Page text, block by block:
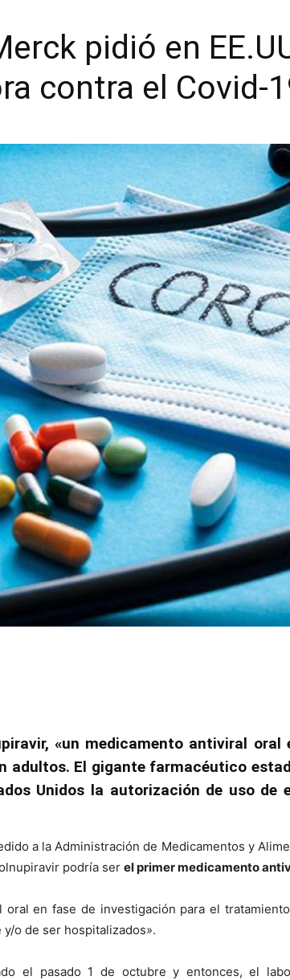
pidió en
contra el Covid-
«un medicamento antiviral
adultos. El gigante farmacéutico
Unidos la autorización de uso de
a la Administración de Medicamentos y
podría ser el primer medicamento
oral en fase de investigación para el
o de ser hospitalizados».
el pasado 1 de octubre y entonces, el